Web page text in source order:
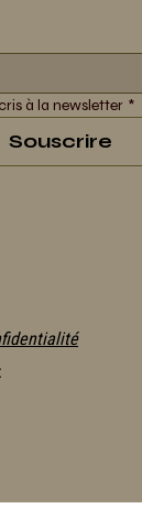
à la newsletter *
Souscrire